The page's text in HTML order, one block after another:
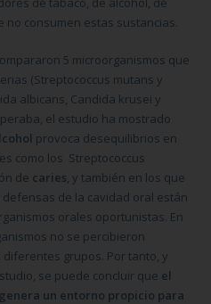
no consumen estas sustancias.
5 microorganismos que
(Streptococcus mutans y
albicans, Candida krusei y
el estudio ha mostrado
provoca desequilibrios en
como los Streptococcus
de caries, y también en los que
de la cavidad oral están
orales oportunistas. En
no se percibieron
grupos. Por tanto, y
se puede concluir que el
un entorno propicio para